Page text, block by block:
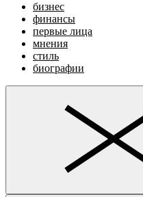
бизнес
финансы
первые лица
мнения
стиль
биографии